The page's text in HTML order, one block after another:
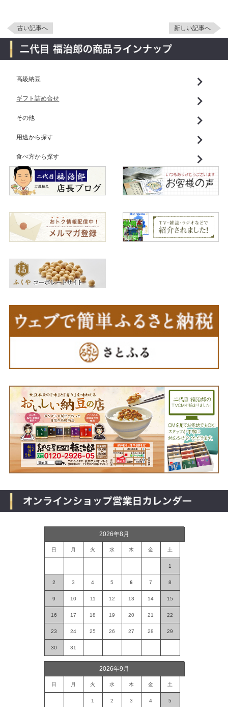
古い記事へ 新しい記事へ
高級納豆
ギフト詰め合せ
その他
用途から探す
食べ方から探す
2026年8月
日 月 火 水 木 金 土
1
2 3 4 5 6 7 8
9 10 11 12 13 14 15
16 17 18 19 20 21 22
23 24 25 26 27 28 29
30 31
2026年9月
日 月 火 水 木 金 土
1 2 3 4 5